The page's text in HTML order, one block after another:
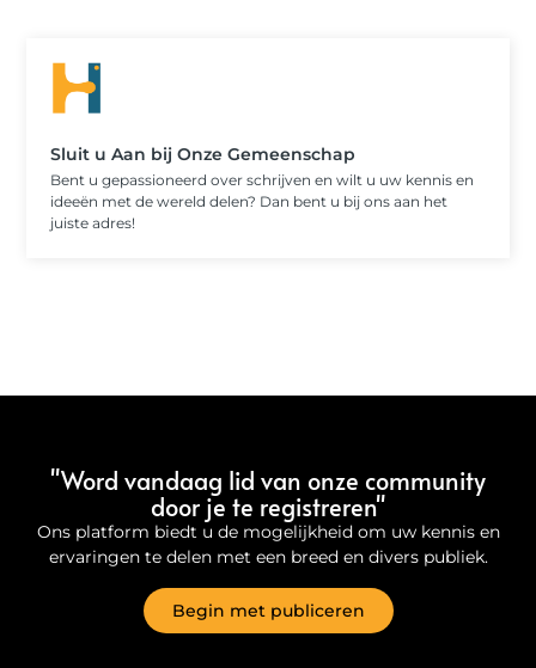
Sluit u Aan bij Onze Gemeenschap
Bent u gepassioneerd over schrijven en wilt u uw kennis en
ideeën met de wereld delen? Dan bent u bij ons aan het
juiste adres!
"Word vandaag lid van onze community
door je te registreren"
Ons platform biedt u de mogelijkheid om uw kennis en
ervaringen te delen met een breed en divers publiek.
Begin met publiceren